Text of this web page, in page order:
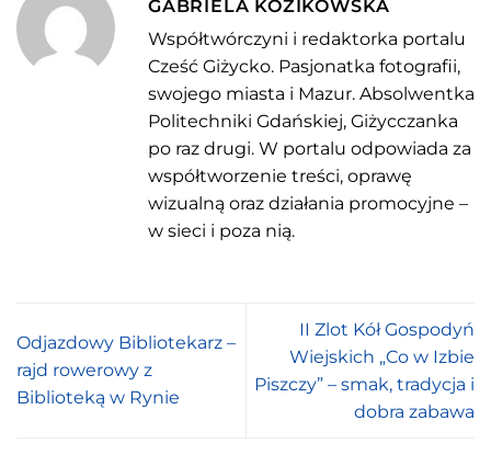
GABRIELA KOZIKOWSKA
Współtwórczyni i redaktorka portalu
Cześć Giżycko. Pasjonatka fotografii,
swojego miasta i Mazur. Absolwentka
Politechniki Gdańskiej, Giżycczanka
po raz drugi. W portalu odpowiada za
współtworzenie treści, oprawę
wizualną oraz działania promocyjne –
w sieci i poza nią.
Odjazdowy Bibliotekarz –
rajd rowerowy z
Biblioteką w Rynie
II Zlot Kół Gospodyń
Wiejskich „Co w Izbie
Piszczy” – smak, tradycja i
dobra zabawa